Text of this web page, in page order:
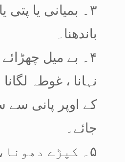
۳۔ بمیانی یا پتی
باندھنا۔
۴۔ بے میل
نہانا ، غوطہ
کے اوپر پانی
جائے۔
۵۔ کپڑے